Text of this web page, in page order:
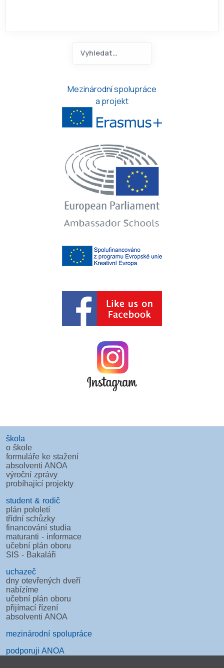
Mezinárodní spolupráce
a projekt
škola
o škole
formuláře ke stažení
absolventi ANOA
výroční zprávy
probíhající projekty
student & rodič
plán pololetí
třídní schůzky
financování studia
maturanti - informace
učební plán oboru
SIS - Bakaláři
uchazeč
dny otevřených dveří
nabízíme
učební plán oboru
přijímací řízení
absolventi ANOA
mezinárodní spolupráce
podporuji ANOA